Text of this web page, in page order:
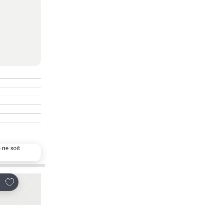
ne soit
Ajouter à mes favoris